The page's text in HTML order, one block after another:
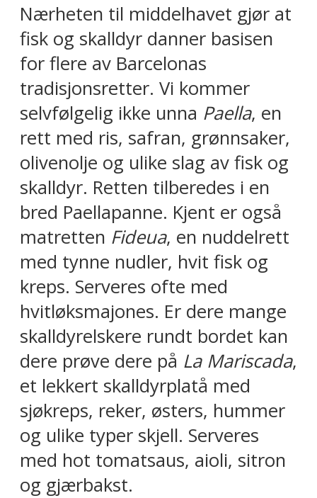
Nærheten til middelhavet gjør at
fisk og skalldyr danner basisen
for flere av Barcelonas
tradisjonsretter. Vi kommer
selvfølgelig ikke unna Paella, en
rett med ris, safran, grønnsaker,
olivenolje og ulike slag av fisk og
skalldyr. Retten tilberedes i en
bred Paellapanne. Kjent er også
matretten Fideua, en nuddelrett
med tynne nudler, hvit fisk og
kreps. Serveres ofte med
hvitløksmajones. Er dere mange
skalldyrelskere rundt bordet kan
dere prøve dere på La Mariscada,
et lekkert skalldyrplatå med
sjøkreps, reker, østers, hummer
og ulike typer skjell. Serveres
med hot tomatsaus, aioli, sitron
og gjærbakst.